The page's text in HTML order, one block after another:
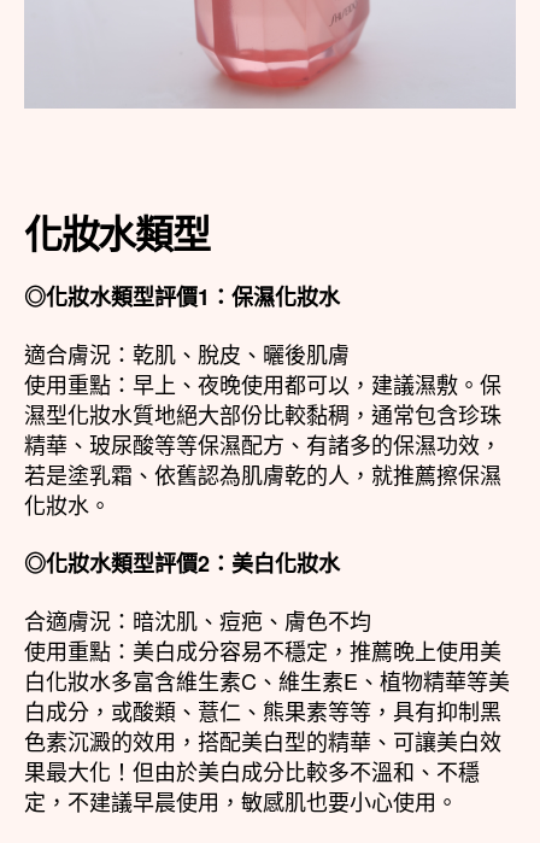
化妝水類型
◎化妝水類型評價1：保濕化妝水
適合膚況：乾肌、脫皮、曬後肌膚
使用重點：早上、夜晚使用都可以，建議濕敷。保
濕型化妝水質地絕大部份比較黏稠，通常包含珍珠
精華、玻尿酸等等保濕配方、有諸多的保濕功效，
若是塗乳霜、依舊認為肌膚乾的人，就推薦擦保濕
化妝水。
◎化妝水類型評價2：美白化妝水
合適膚況：暗沈肌、痘疤、膚色不均
使用重點：美白成分容易不穩定，推薦晚上使用美
白化妝水多富含維生素C、維生素E、植物精華等美
白成分，或酸類、薏仁、熊果素等等，具有抑制黑
色素沉澱的效用，搭配美白型的精華、可讓美白效
果最大化！但由於美白成分比較多不溫和、不穩
定，不建議早晨使用，敏感肌也要小心使用。